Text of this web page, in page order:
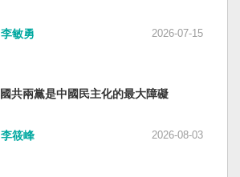
李敏勇 2026-07-15
國共兩黨是中國民主化的最大障礙
李筱峰 2026-08-03